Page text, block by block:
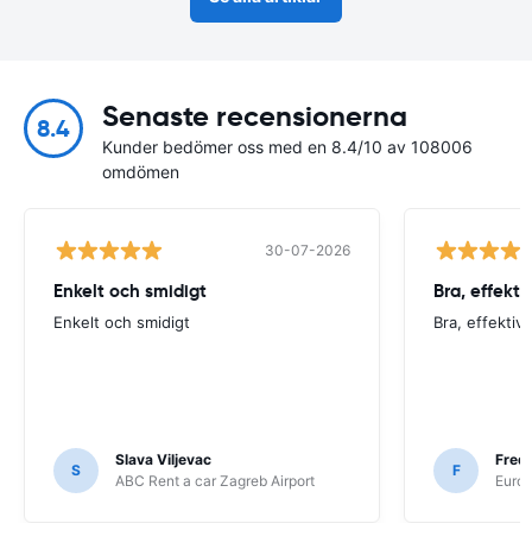
8.4 Senaste recensionerna
Kunder bedömer oss med en 8.4/10 av 108006
omdömen
30-07-2026
Enkelt och smidigt
Enkelt och smidigt
S
Slava Viljevac
ABC Rent a car Zagreb Airport
Bra,
Bra, effektiv
F